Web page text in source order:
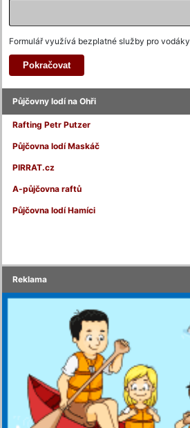
Formulář využívá bezplatné služby pro vodáky
Půjčovny lodí na Ohři
Rafting Petr Putzer
Půjčovna lodí Maskáč
PIRRAT.cz
A-půjčovna raftů
Půjčovna lodí Hamíci
Reklama